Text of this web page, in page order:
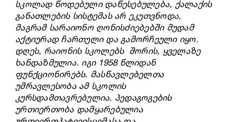
სკოლად წოდებული დაწესებულება, ქალაქის
განათლების სისტემას არ ეკუთვნოდა,
მაგრამ სარაიონო ღონისძიებებში მუდამ
აქტიურად ჩართული და გამორჩეული იყო.
დღეს, რაიონის სკოლებს შორის, ყველაზე
ხანდაზმულია. იგი 1958 წლიდან
ფუნქციონირებს. მასწავლებელთა
უმრავლესობა ამ სკოლის
კურსდამთავრებულია. პედაგოგების
ურთიერთობა დამყარებულია